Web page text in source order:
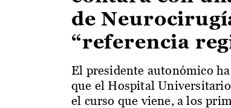
de
“referencia
El presidente autonómico
que el Hospital Universitario
el curso que viene, a los